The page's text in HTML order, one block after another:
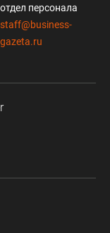
отдел персонала
staff@business-
gazeta.ru